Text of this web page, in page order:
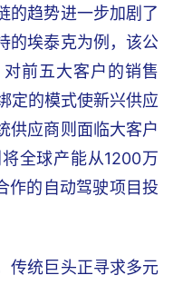
的趋势进一步加剧了
的埃泰克为例，该公
前五大客户的销售
定的模式使新兴供应
供应商则面临大客户
全球产能从1200万
作的自动驾驶项目投
传统巨头正寻求多元